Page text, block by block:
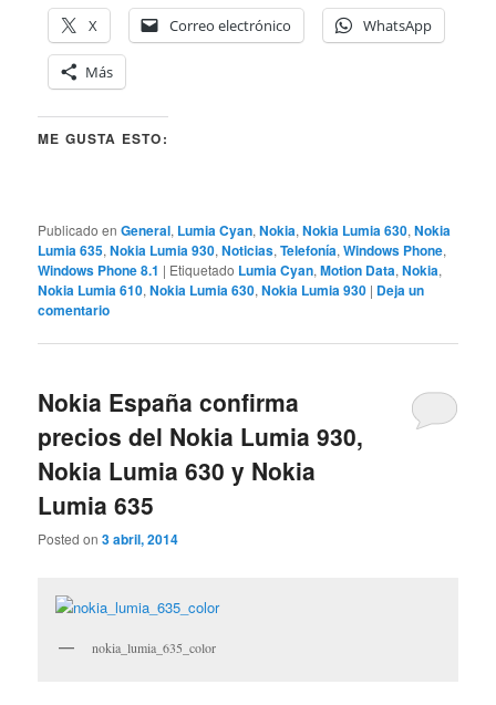
X
Correo electrónico WhatsApp
Más
ME GUSTA ESTO:
Publicado en General, Lumia Cyan,Nokia,Nokia Lumia 630,Nokia
Lumia 635,Nokia Lumia 930,Noticias,Telefonía,Windows Phone,
Windows Phone 8.1 | Etiquetado Lumia Cyan,Motion Data,Nokia,
Nokia Lumia 610,Nokia Lumia 630,Nokia Lumia 930 | Deja un
comentario
Nokia España confirma
precios del Nokia Lumia 930,
Nokia Lumia 630 y Nokia
Lumia 635
Posted on3 abril, 2014
nokia_lumia_635_color